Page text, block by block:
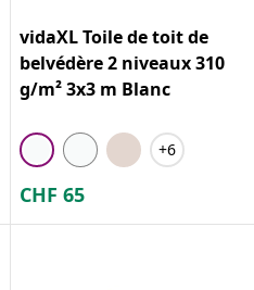
vidaXL Toile de toit de
belvédère 2 niveaux 310
g/m² 3x3 m Blanc
+6
CHF 65